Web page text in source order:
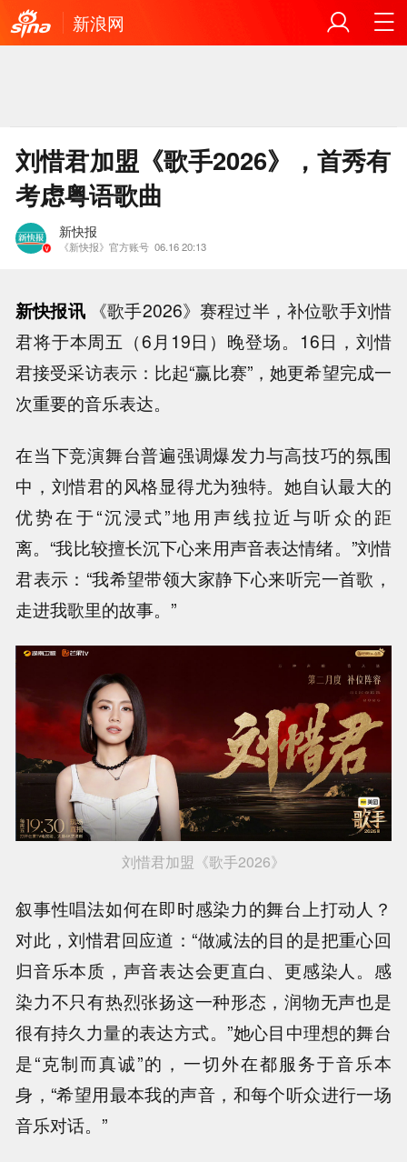
新浪网
刘惜君加盟《歌手2026》，首秀有
考虑粤语歌曲
新快报
《新快报》官方账号 06.16 20:13
新快报讯《歌手2026》赛程过半，补位歌手刘惜
君将于本周五（6月19日）晚登场。16日，刘惜
君接受采访表示：比起“赢比赛”，她更希望完成一
次重要的音乐表达。
在当下竞演舞台普遍强调爆发力与高技巧的氛围
中，刘惜君的风格显得尤为独特。她自认最大的
优势在于“沉浸式”地用声线拉近与听众的距
离。“我比较擅长沉下心来用声音表达情绪。”刘惜
君表示：“我希望带领大家静下心来听完一首歌，
走进我歌里的故事。”
刘惜君加盟《歌手2026》
叙事性唱法如何在即时感染力的舞台上打动人？
对此，刘惜君回应道：“做减法的目的是把重心回
归音乐本质，声音表达会更直白、更感染人。感
染力不只有热烈张扬这一种形态，润物无声也是
很有持久力量的表达方式。”她心目中理想的舞台
是“克制而真诚”的，一切外在都服务于音乐本
身，“希望用最本我的声音，和每个听众进行一场
音乐对话。”